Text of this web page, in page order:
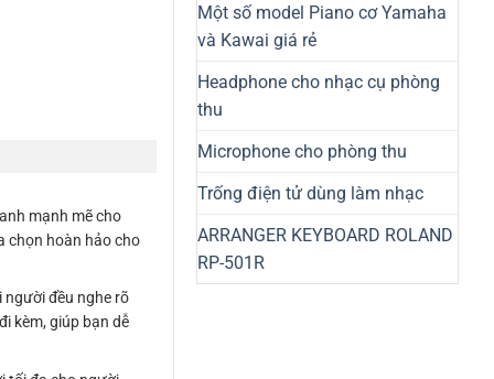
Một số model Piano cơ Yamaha
và Kawai giá rẻ
Headphone cho nhạc cụ phòng
thu
Microphone cho phòng thu
Trống điện tử dùng làm nhạc
ARRANGER KEYBOARD ROLAND
RP-501R
mạnh mẽ cho
chọn hoàn hảo cho
người đều nghe rõ
kèm, giúp bạn dễ